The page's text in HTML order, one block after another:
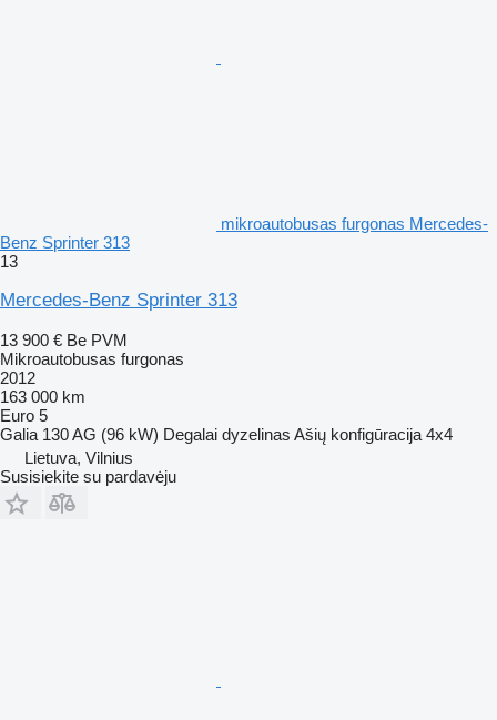
mikroautobusas furgonas Mercedes-
Benz Sprinter 313
13
Mercedes-Benz Sprinter 313
13 900 € Be PVM
Mikroautobusas furgonas
2012
163 000 km
Euro 5
Galia 130 AG (96 kW) Degalai dyzelinas Ašių konfigūracija 4x4
Lietuva, Vilnius
Susisiekite su pardavėju